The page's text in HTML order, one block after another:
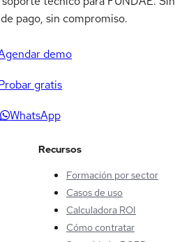
pago, sin compromiso.
demo
gratis
WhatsApp
Recursos
Formación por sector
Casos de uso
Calculadora ROI
Cómo contratar